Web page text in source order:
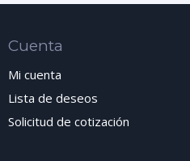
Cuenta
Mi cuenta
Lista de deseos
Solicitud de cotización